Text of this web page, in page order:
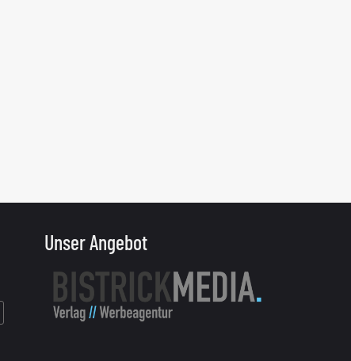
Unser Angebot